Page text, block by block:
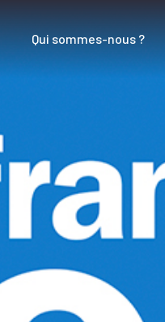
Qui sommes-nous ?